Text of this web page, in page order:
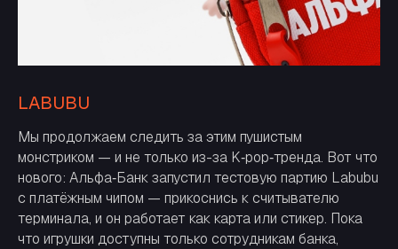
LABUBU
Мы продолжаем следить за этим пушистым
монстриком — и не только из-за K‑pop‑тренда. Вот что
нового: Альфа‑Банк запустил тестовую партию Labubu
с платёжным чипом — прикоснись к считывателю
терминала, и он работает как карта или стикер. Пока
что игрушки доступны только сотрудникам банка,